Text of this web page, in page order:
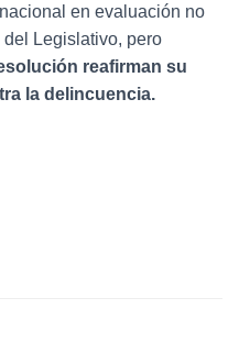
en evaluación no
Legislativo, pero
reafirman su
la delincuencia.